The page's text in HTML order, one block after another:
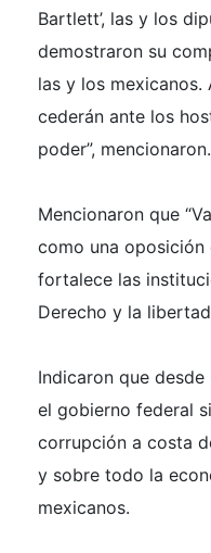
Bartlett’, las y los
demostraron su
las y los mexicanos.
cederán ante los
poder”, mencionaron.
Mencionaron que
como una
fortalece las
Derecho y la
Indicaron que
el gobierno federal
corrupción a costa
y sobre todo la
mexicanos.